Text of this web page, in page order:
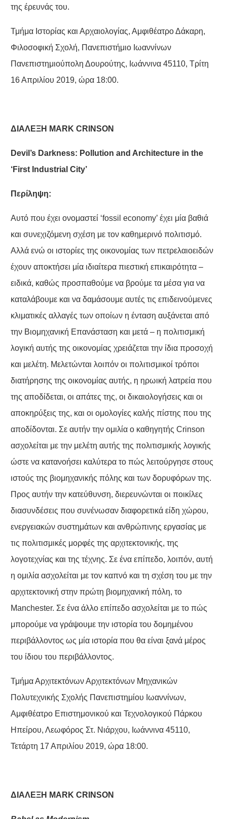
της έρευνάς του.
Τμήμα Ιστορίας και Αρχαιολογίας, Αμφιθέατρο Δάκαρη,
Φιλοσοφική Σχολή, Πανεπιστήμιο Ιωαννίνων
Πανεπιστημιούπολη Δουρούτης, Ιωάννινα 45110, Τρίτη
16 Απριλίου 2019, ώρα 18:00.
ΔΙΑΛΕΞΗ MΑ R Κ CRINSON
Devil’s Darkness: Pollution and Architecture in the
‘First Industrial City’
Περίληψη:
Αυτό που έχει ονομαστεί ‘fossil economy’ έχει μία βαθιά
και συνεχιζόμενη σχέση με τον καθημερινό πολιτισμό.
Αλλά ενώ οι ιστορίες της οικονομίας των πετρελαιοειδών
έχουν αποκτήσει μία ιδιαίτερα πιεστική επικαιρότητα –
ειδικά, καθώς προσπαθούμε να βρούμε τα μέσα για να
καταλάβουμε και να δαμάσουμε αυτές τις επιδεινούμενες
κλιματικές αλλαγές των οποίων η ένταση αυξάνεται από
την Βιομηχανική Επανάσταση και μετά – η πολιτισμική
λογική αυτής της οικονομίας χρειάζεται την ίδια προσοχή
και μελέτη. Μελετώνται λοιπόν οι πολιτισμικοί τρόποι
διατήρησης της οικονομίας αυτής, η ηρωική λατρεία που
της αποδίδεται, οι απάτες της, οι δικαιολογήσεις και οι
αποκηρύξεις της, και οι ομολογίες καλής πίστης που της
αποδίδονται. Σε αυτήν την ομιλία ο καθηγητής Crinson
ασχολείται με την μελέτη αυτής της πολιτισμικής λογικής
ώστε να κατανοήσει καλύτερα το πώς λειτούργησε στους
ιστούς της βιομηχανικής πόλης και των δορυφόρων της.
Προς αυτήν την κατεύθυνση, διερευνώνται οι ποικίλες
διασυνδέσεις που συνένωσαν διαφορετικά είδη χώρου,
ενεργειακών συστημάτων και ανθρώπινης εργασίας με
τις πολιτισμικές μορφές της αρχιτεκτονικής, της
λογοτεχνίας και της τέχνης. Σε ένα επίπεδο, λοιπόν, αυτή
η ομιλία ασχολείται με τον καπνό και τη σχέση του με την
αρχιτεκτονική στην πρώτη βιομηχανική πόλη, το
Manchester. Σε ένα άλλο επίπεδο ασχολείται με το πώς
μπορούμε να γράψουμε την ιστορία του δομημένου
περιβάλλοντος ως μία ιστορία που θα είναι ξανά μέρος
του ίδιου του περιβάλλοντος.
Τμήμα Αρχιτεκτόνων Αρχιτεκτόνων Μηχανικών
Πολυτεχνικής Σχολής Πανεπιστημίου Ιωαννίνων,
Αμφιθέατρο Επιστημονικού και Τεχνολογικού Πάρκου
Ηπείρου, Λεωφόρος Στ. Νιάρχου, Ιωάννινα 45110,
Τετάρτη 17 Απριλίου 2019, ώρα 18:00.
ΔΙΑΛΕΞΗ MΑ R Κ C RINSON